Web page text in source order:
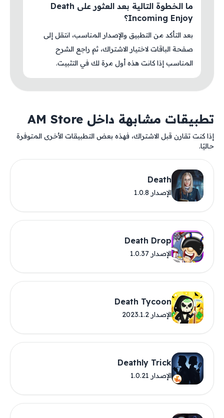
ما الخطوة التالية بعد العثور على Death
Incoming Enjoy؟
بعد التأكد من التطبيق والإصدار المناسب، انتقل إلى
صفحة الباقات لاختيار الاشتراك، ثم راجع الشرح
المناسب إذا كانت هذه أول مرة لك في التثبيت.
تطبيقات مشابهة داخل AM Store
إذا كنت تقارن قبل الاشتراك، فهذه بعض التطبيقات الأخرى المتوفرة
حاليًا.
Death
الإصدار 1.0.8
Death Drop
الإصدار 1.0.37
Death Tycoon
الإصدار 2023.1.2
Deathly Trick
الإصدار 1.0.21